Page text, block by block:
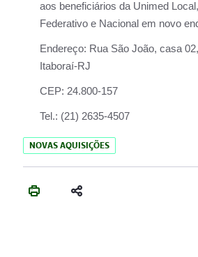
aos beneficiários da Unimed
Federativo e Nacional em novo
Endereço: Rua São João, casa
Itaboraí-RJ
CEP: 24.800-157
Tel.: (21) 2635-4507
NOVAS AQUISIÇÕES